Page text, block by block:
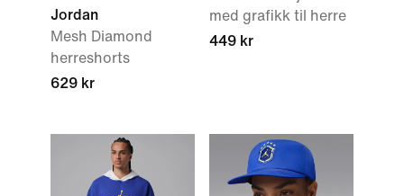
Jordan
Mesh Diamond
herreshorts
629 kr
med grafikk til herre
449 kr